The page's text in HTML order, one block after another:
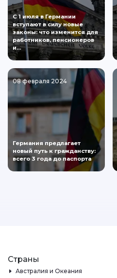
С 1 июля в Германии
вступают в силу новые
законы: что изменится для
работников, пенсионеров
и…
08 февраля 2024
Германия предлагает
новый путь к гражданству:
всего 3 года до паспорта
Страны
Австралия и Океания